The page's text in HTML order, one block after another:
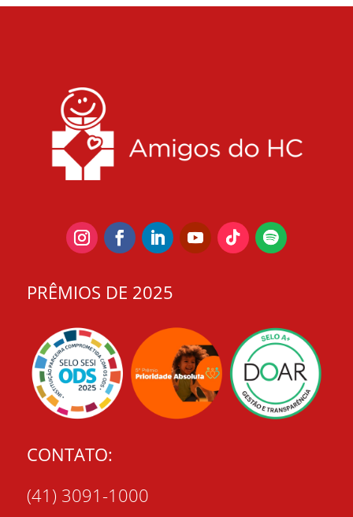
PRÊMIOS DE 2025
CONTATO:
(41) 3091-1000